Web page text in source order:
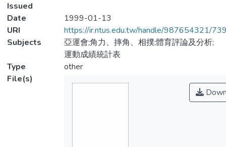
Issued
Date
1999-01-13
URI
https://ir.ntus.edu.tw/handle/987654321/
Subjects
亞運會;角力、摔角、相撲;體育評論及分析;
運動成績統計表
Type
other
File(s)